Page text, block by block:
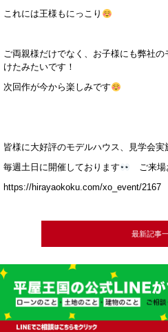
これには王様もにっこり
ご両親様だけでなく、お子様にも弊社
けたみたいです！
次回作が今から楽しみです
皆様に大好評のモデルハウス、見学会実
毎週土日に開催しております
ご来場
https://hirayaokoku.com/xo_event/2167
最新記事